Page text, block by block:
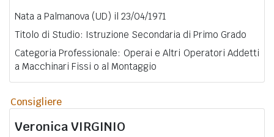
Nata a Palmanova (UD) il 23/04/1971
Titolo di Studio: Istruzione Secondaria di Primo Grado
Categoria Professionale: Operai e Altri Operatori Addetti
a Macchinari Fissi o al Montaggio
Consigliere
VeronicaVIRGINIO